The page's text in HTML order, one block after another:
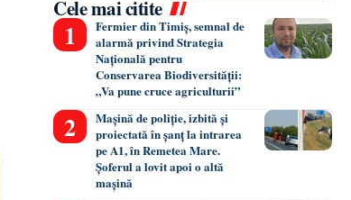
Cele mai citite
Fermier din Timiș, semnal de
alarmă privind Strategia
Națională pentru
Conservarea Biodiversității:
„Va pune cruce agriculturii”
Mașină de poliție, izbită și
proiectată în șanț la intrarea
pe A1, în Remetea Mare.
Șoferul a lovit apoi o altă
mașină